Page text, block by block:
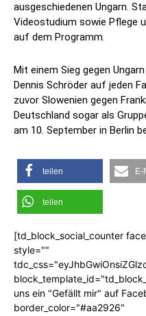
ausgeschiedenen Ungarn.
Videostudium sowie Pflege
auf dem Programm.
Mit einem Sieg gegen
Dennis Schröder auf jeden
zuvor Slowenien gegen
Deutschland sogar als
am 10. September in Berlin
teilen E-
teilen
[td_block_social_counter
style=""
uns ein "Gefällt mir" auf
border_color="#aa2926"